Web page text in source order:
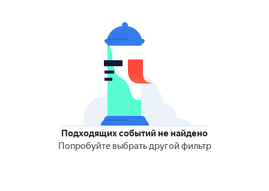
Подходящих событий не найдено
Попробуйте выбрать другой фильтр